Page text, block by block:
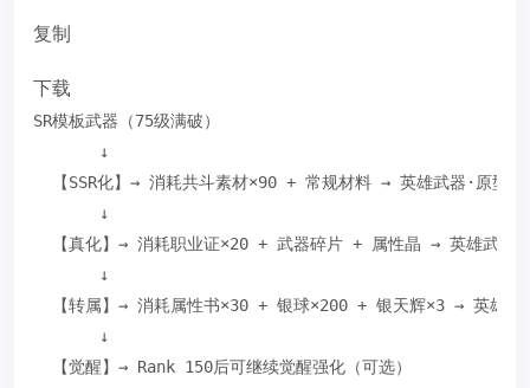
复制
下载
SR模板武器（75级满破）
       ↓
【SSR化】→ 消耗共斗素材×90 + 常规材料 → 英雄武器·原型
       ↓
【真化】→ 消耗职业证×20 + 武器碎片 + 属性晶 → 英雄武器
       ↓
【转属】→ 消耗属性书×30 + 银球×200 + 银天辉×3 → 英雄武
       ↓
  【觉醒】→ Rank 150后可继续觉醒强化（可选）